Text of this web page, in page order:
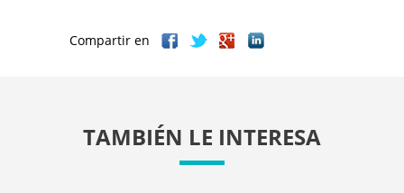
Compartir en
TAMBIÉN LE INTERESA